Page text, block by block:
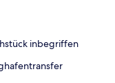
inbegriffen